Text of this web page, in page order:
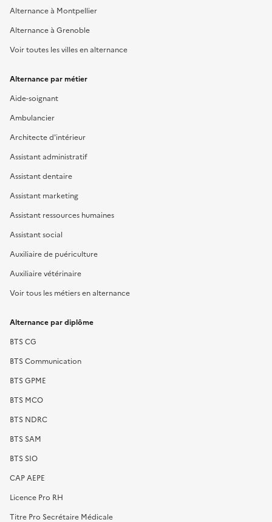
Alternance à Montpellier
Alternance à Grenoble
Voir toutes les villes en alternance
Alternance par métier
Aide-soignant
Ambulancier
Architecte d'intérieur
Assistant administratif
Assistant dentaire
Assistant marketing
Assistant ressources humaines
Assistant social
Auxiliaire de puériculture
Auxiliaire vétérinaire
Voir tous les métiers en alternance
Alternance par diplôme
BTS CG
BTS Communication
BTS GPME
BTS MCO
BTS NDRC
BTS SAM
BTS SIO
CAP AEPE
Licence Pro RH
Titre Pro Secrétaire Médicale